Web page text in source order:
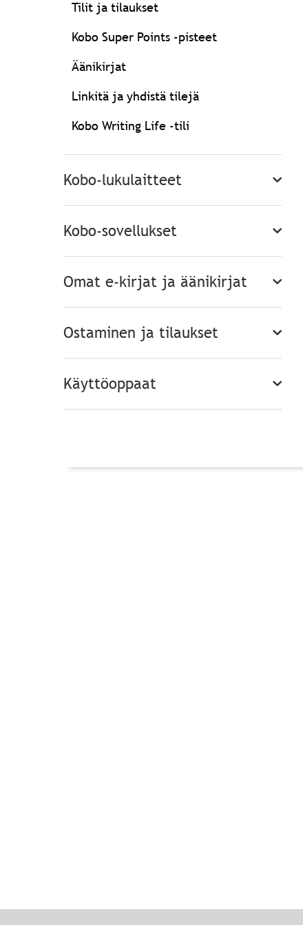
Tilit ja tilaukset
Kobo Super Points -pisteet
Äänikirjat
Linkitä ja yhdistä tilejä
Kobo Writing Life -tili
Kobo-lukulaitteet
Kobo-sovellukset
Omat e-kirjat ja äänikirjat
Ostaminen ja tilaukset
Käyttöoppaat